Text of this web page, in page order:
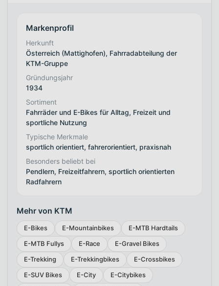
Markenprofil
Herkunft
Österreich (Mattighofen), Fahrradabteilung der
KTM-Gruppe
Gründungsjahr
1934
Sortiment
Fahrräder und E-Bikes für Alltag, Freizeit und
sportliche Nutzung
Typische Merkmale
sportlich orientiert, fahrerorientiert, praxisnah
Besonders beliebt bei
Pendlern, Freizeitfahrern, sportlich orientierten
Radfahrern
Mehr von KTM
E-Bikes E-Mountainbikes
E-MTB Hardtails
E-MTB Fullys
E-Race
E-Gravel Bikes
E-Trekking
E-Trekkingbikes
E-Crossbikes
E-SUV Bikes
E-City
E-Citybikes